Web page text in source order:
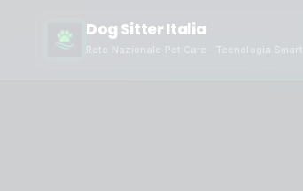
Dog Sitter Italia
Rete Nazionale Pet Care · Tecnologia Smart